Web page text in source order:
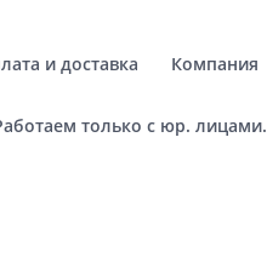
и доставка Компания
только с юр. лицами.